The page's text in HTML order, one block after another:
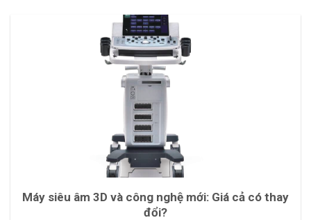
Máy siêu âm 3D và công nghệ mới: Giá cả có thay
đổi?